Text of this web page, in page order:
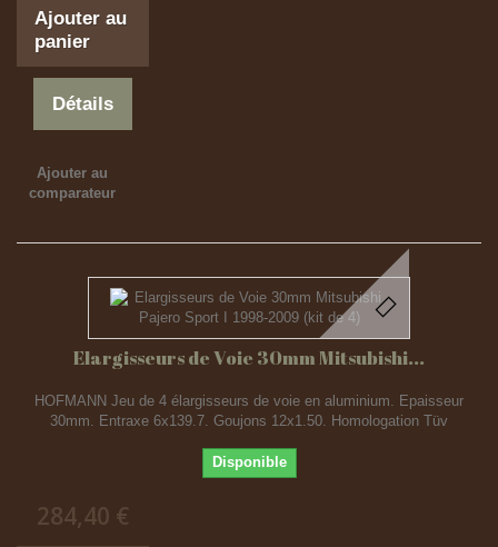
Ajouter au
panier
Détails
Ajouter au
comparateur
Elargisseurs de Voie 30mm Mitsubishi...
HOFMANN Jeu de 4 élargisseurs de voie en aluminium. Epaisseur
30mm. Entraxe 6x139.7. Goujons 12x1.50. Homologation Tüv
Disponible
284,40 €